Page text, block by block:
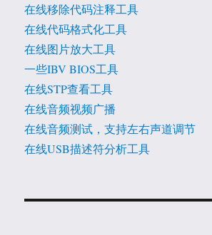
在线移除代码注释工具
在线代码格式化工具
在线图片放大工具
一些IBV BIOS工具
在线STP查看工具
在线音频视频广播
在线音频测试，支持左右声道调节
在线USB描述符分析工具